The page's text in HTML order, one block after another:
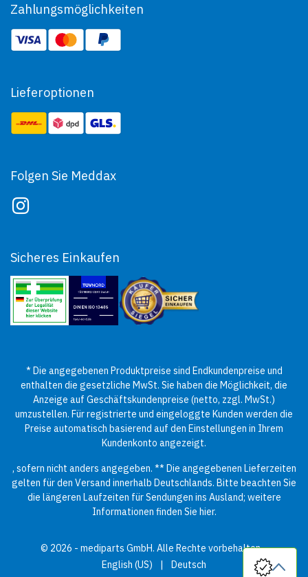
Zahlungsmöglichkeiten
Lieferoptionen
Folgen Sie Meddax
Sicheres Einkaufen
* Die angegebenen Produktpreise sind Endkundenpreise und
enthalten die gesetzliche MwSt. Sie haben die Möglichkeit, die
Anzeige auf Geschäftskundenpreise (netto, zzgl. MwSt.)
umzustellen. Für registrierte und eingeloggte Kunden werden die
Preise automatisch basierend auf den Einstellungen in Ihrem
Kundenkonto angezeigt.
, sofern nicht anders angegeben. ** Die angegebenen Lieferzeiten
gelten für den Versand innerhalb Deutschlands. Bitte beachten Sie
die längeren Laufzeiten für Sendungen ins Ausland; weitere
Informationen finden Sie hier.
© 2026 - mediparts GmbH. Alle Rechte vorbehalten.
English (US)
| Deutsch